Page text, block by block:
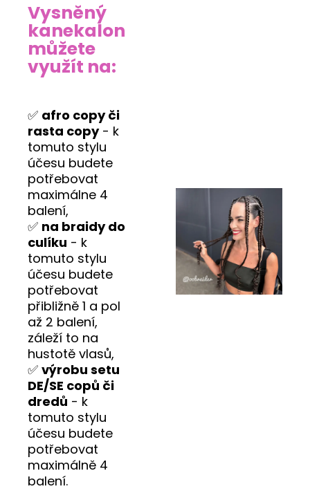
Vysněný
kanekalon
můžete
využít na:
✅ afro copy či
rasta copy- k
tomuto stylu
účesu budete
potřebovat
maximálne 4
balení,
✅ na braidy do
culíku - k
tomuto stylu
účesu budete
potřebovat
přibližně 1 a pol
až 2 balení,
záleží to na
hustotě vlasů,
✅ výrobu setu
DE/SE copů či
dredů - k
tomuto stylu
účesu budete
potřebovat
maximálně 4
balení.